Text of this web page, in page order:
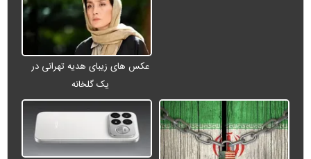
عکس های زیبای هدیه تهرانی در
یک گلخانه